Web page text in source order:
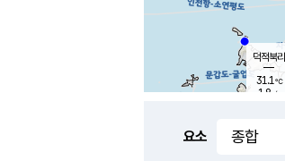
덕적북리
31.1℃
1.8 m/s
요소